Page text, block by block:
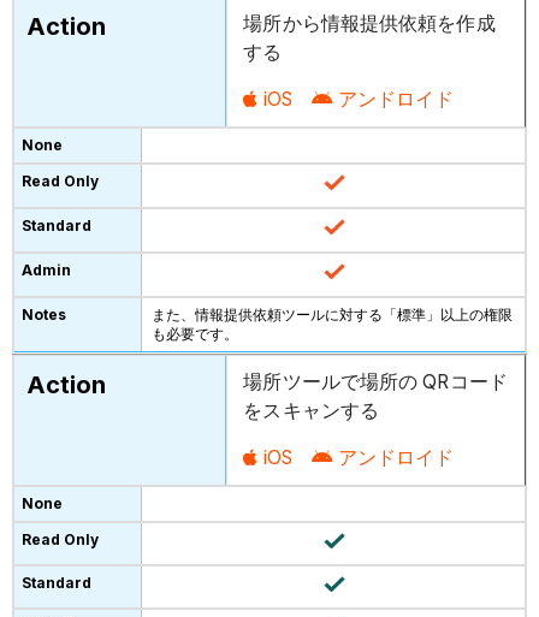
場所から情報提供依頼を作成
する
iOS アンドロイド
また、情報提供依頼ツールに対する「標準」以上の権限
も必要です。
場所ツールで場所の QRコード
をスキャンする
iOS アンドロイド